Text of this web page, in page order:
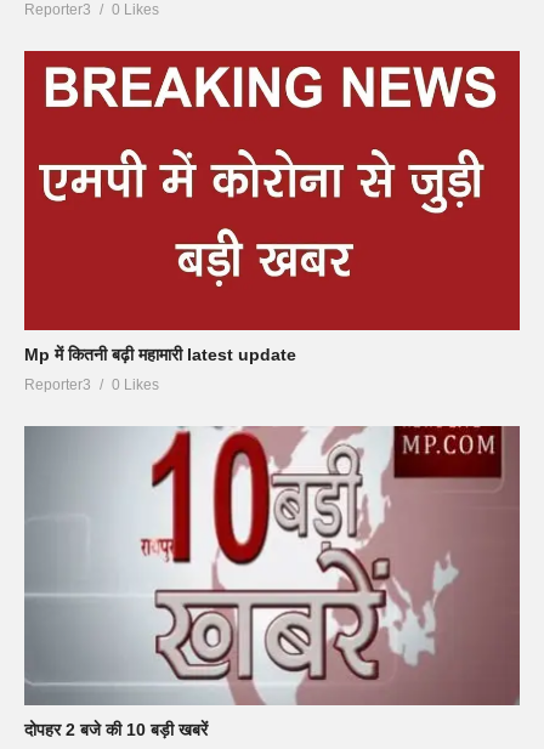
Reporter3 0 Likes
Mp में कितनी बढ़ी महामारी latest update
Reporter3 0 Likes
दोपहर 2 बजे की 10 बड़ी खबरें